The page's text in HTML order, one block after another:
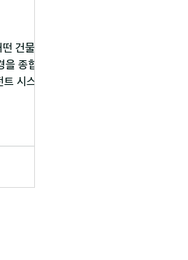
건물에 나무
종합적으로
시스템을